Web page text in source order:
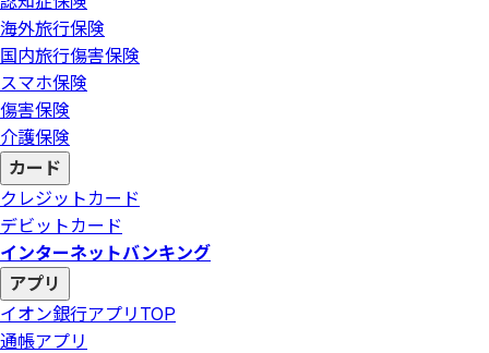
海外旅行保険
国内旅行傷害保険
スマホ保険
傷害保険
介護保険
カード
クレジットカード
デビットカード
インターネットバンキング
アプリ
イオン銀行アプリ TOP
通帳アプリ